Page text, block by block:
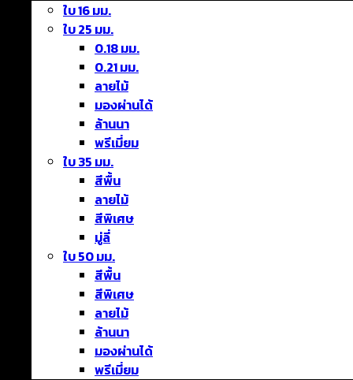
ใบ 16 มม.
ใบ 25 มม.
0.18 มม.
0.21 มม.
ลายไม้
มองผ่านได้
ล้านนา
พรีเมี่ยม
ใบ 35 มม.
สีพื้น
ลายไม้
สีพิเศษ
มู่ลี่
ใบ 50 มม.
สีพื้น
สีพิเศษ
ลายไม้
ล้านนา
มองผ่านได้
พรีเมี่ยม